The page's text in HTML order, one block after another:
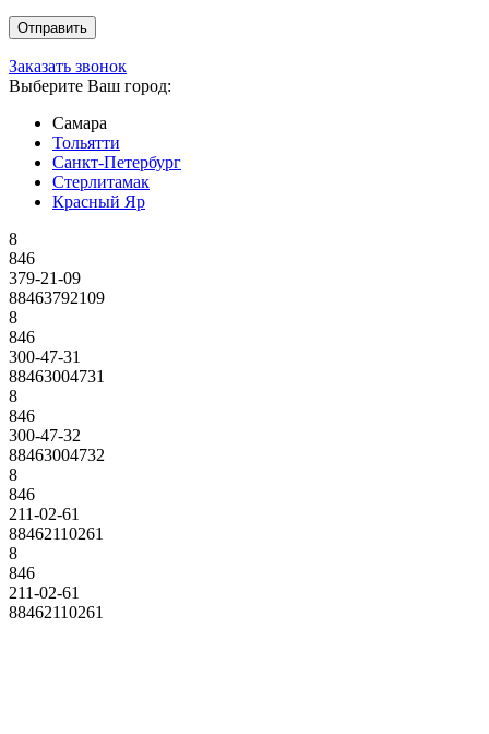
Заказать звонок
Выберите Ваш город:
Самара
Тольятти
Санкт-Петербург
Стерлитамак
Красный Яр
8
846
379-21-09
88463792109
8
846
300-47-31
88463004731
8
846
300-47-32
88463004732
8
846
211-02-61
88462110261
8
846
211-02-61
88462110261